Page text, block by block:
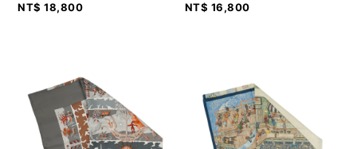
NT$ 18,800
NT$ 16,800